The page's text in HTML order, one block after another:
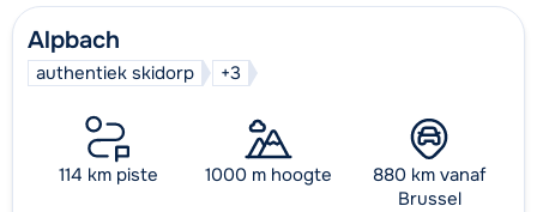
Alpbach
authentiek skidorp +3
114 km piste 1000 m hoogte
880 km vanaf
Brussel